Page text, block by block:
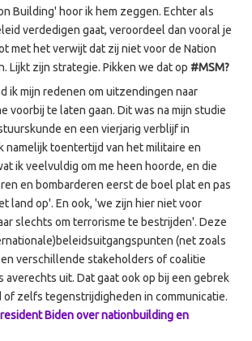
Building' hoor ik hem zeggen. Echter als
verdedigen gaat, veroordeel dan vooral je
met het verwijt dat zij niet voor de Nation
Lijkt zijn strategie. Pikken we dat op #MSM?
ik mijn redenen om uitzendingen naar
voorbij te laten gaan. Dit was na mijn studie
en een vierjarig verblijf in
namelijk toentertijd van het militaire en
ik veelvuldig om me heen hoorde, en die
en bombarderen eerst de boel plat en pas
land op'. En ook, 'we zijn hier niet voor
slechts om terrorisme te bestrijden'. Deze
(net zoals
verschillende stakeholders of coalitie
averechts uit. Dat gaat ook op bij een gebrek
of zelfs tegenstrijdigheden in communicatie.
Biden over nationbuilding en